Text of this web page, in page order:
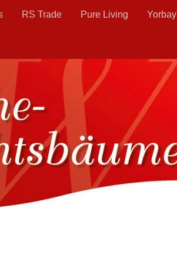
RS Trade Pure Living Yorbay